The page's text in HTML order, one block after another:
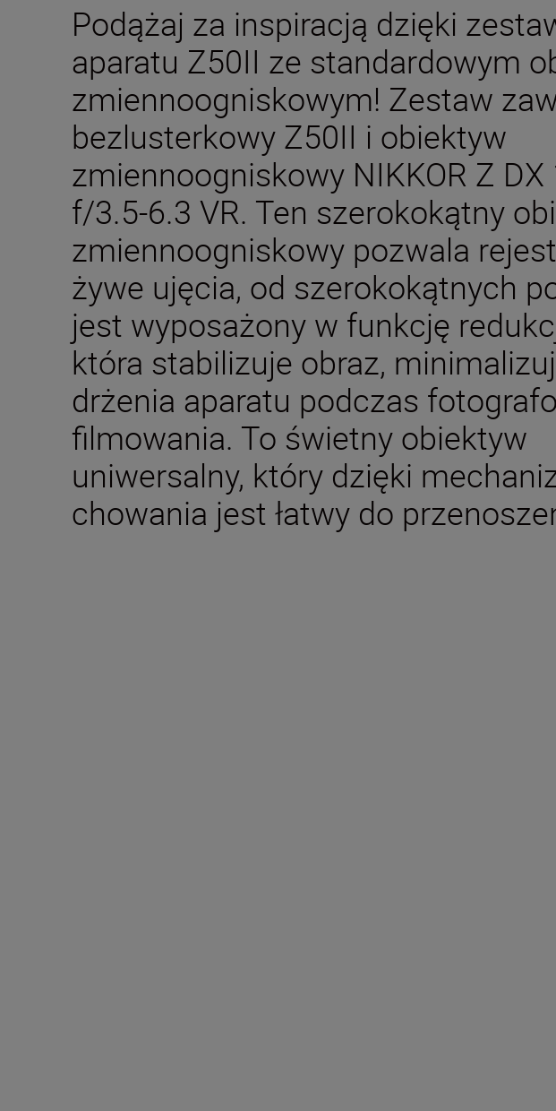
Podążaj za inspiracją dzięki
aparatu Z50II ze standardowym
zmiennoogniskowym! Zestaw
bezlusterkowy Z50II i obiektyw
zmiennoogniskowy NIKKOR Z
f/3.5-6.3 VR. Ten szerokokątny
zmiennoogniskowy pozwala
żywe ujęcia, od szerokokątnych
jest wyposażony w funkcję
która stabilizuje obraz,
drżenia aparatu podczas
filmowania. To świetny obiektyw
uniwersalny, który dzięki
chowania jest łatwy do